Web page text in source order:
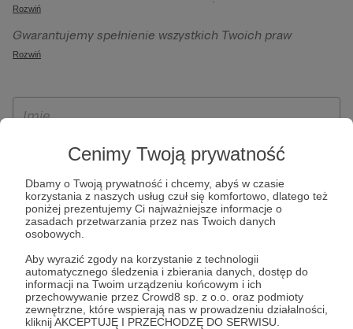
Cenimy Twoją prywatność
Dbamy o Twoją prywatność i chcemy, abyś w czasie
korzystania z naszych usług czuł się komfortowo, dlatego też
poniżej prezentujemy Ci najważniejsze informacje o
zasadach przetwarzania przez nas Twoich danych
osobowych.
Aby wyrazić zgody na korzystanie z technologii
automatycznego śledzenia i zbierania danych, dostęp do
informacji na Twoim urządzeniu końcowym i ich
przechowywanie przez Crowd8 sp. z o.o. oraz podmioty
zewnętrzne, które wspierają nas w prowadzeniu działalności,
kliknij AKCEPTUJĘ I PRZECHODZĘ DO SERWISU.
sp. z o.o. z siedziba w Warszawie, ul. Żwirki i Wigury 16, 02-
092 Warszawa. Twoje dane osobowe będą przetwarzane w
szczególności w celu wykonania umowy zawartej z Tobą, w
Patronite.pl, w tym możliwości dokonywania oraz
otrzymywania wsparcia na naszej platformie oraz
Rozwiń
Gwarantujemy spełnienie wszystkich Twoich praw
wynikających z ogólnego rozporządzenia o ochronie
ich przenoszenia, niepodlegania zautomatyzowanemu
wyrażenia sprzeciwu wobec przetwarzania Twoich danych
osobowych. Rejestracja dla osób niepełnoletnich możliwa
jest po przekazaniu podpisanego formularza "Zgodna na
założenie konta przez osobę niepełnoletnią", formularz
dostępny jest na stronie regulaminu Patronite.pl.
Rozwiń